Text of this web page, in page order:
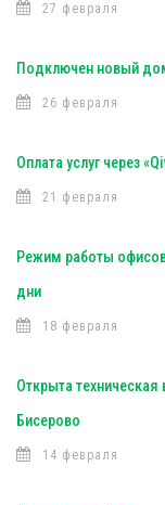
27 февраля
Подключен новый
26 февраля
Оплата услуг через
21 февраля
Режим работы
дни
18 февраля
Открыта
Бисерово
14 февраля